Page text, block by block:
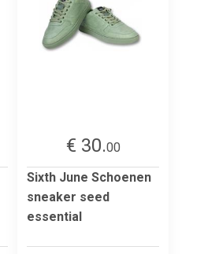
€ 30.00
Sixth June Schoenen
sneaker seed
essential